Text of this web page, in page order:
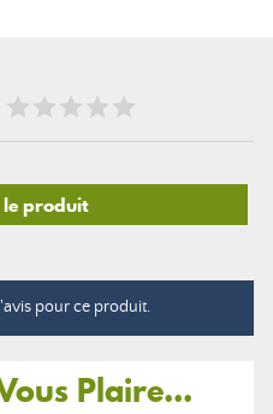
produit
pour ce produit.
Plaire...